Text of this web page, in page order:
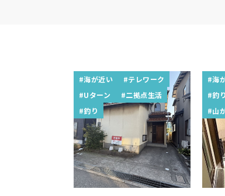
#海が近い
#テレワーク
#Uターン
#二拠点生活
#釣り
#海
#釣り
#山